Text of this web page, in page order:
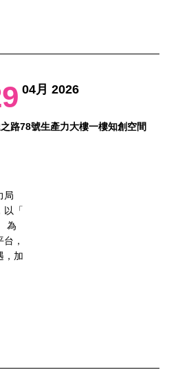
04月 2026
路78號生產力大樓一樓知創空間
局
以「
為
，
，加